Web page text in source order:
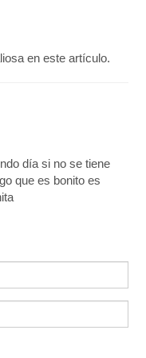
en este artículo.
día si no se tiene
que es bonito es